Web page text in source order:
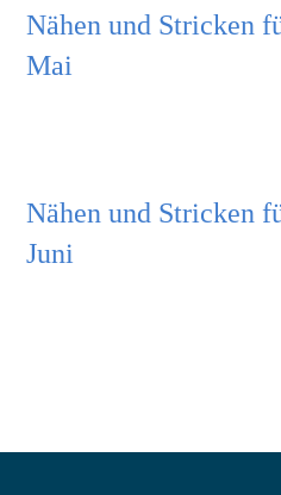
Nähen und Stricken
Mai
Nähen und Stricken
Juni